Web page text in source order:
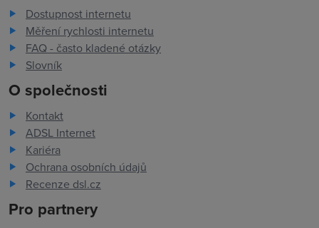
Dostupnost internetu
Měření rychlosti internetu
FAQ - často kladené otázky
Slovník
O společnosti
Kontakt
ADSL Internet
Kariéra
Ochrana osobních údajů
Recenze dsl.cz
Pro partnery